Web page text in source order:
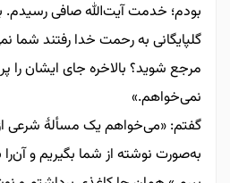
بودم؛ خدمت آیت‌الله صافی رسیدم.
گلپایگانی به رحمت خدا رفتند شما
مرجع شوید؟ بالاخره جای ایشان را
نمی‌خواهم.»
گفتم: «می‌خواهم یک مسألۀ شرعی
به‌صورت نوشته از شما بگیریم و